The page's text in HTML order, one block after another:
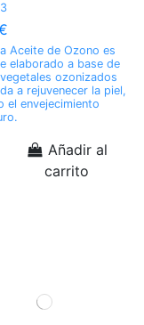
Aceite de Ozono es
elaborado a base de
ozonizados
a rejuvenecer la piel,
el envejecimiento
Añadir al
carrito